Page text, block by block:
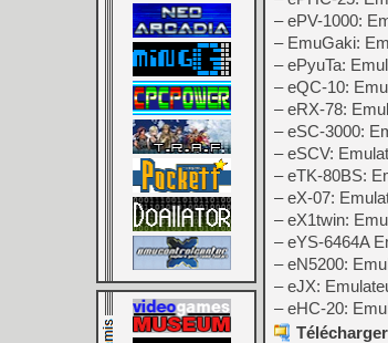
– ePV-1000:
– EmuGaki:
– ePyuTa:
– eQC-10:
– eRX-78:
– eSC-3000:
– eSCV:
– eTK-80BS:
– eX-07:
– eX1twin:
– eYS-6464A
– eN5200:
– eJX:
– eHC-20: